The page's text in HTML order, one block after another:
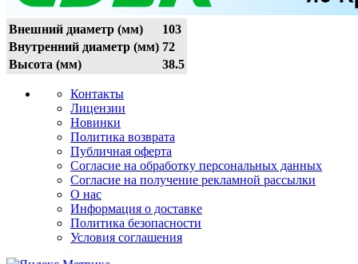
Внешний диаметр (мм)
103
Внутренний диаметр (мм) 72
Высота (мм)
38.5
Контакты
Лицензии
Новинки
Политика возврата
Публичная оферта
Согласие на обработку персональных данных
Согласие на получение рекламной рассылки
О нас
Информация о доставке
Политика безопасности
Условия соглашения